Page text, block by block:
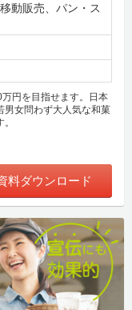
動販売、パン・ス
円を目指せます。日本
男女問わず大人気な和菓
料ダウンロード